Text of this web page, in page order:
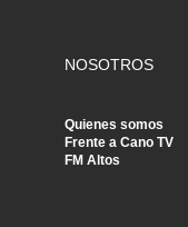
NOSOTROS
Quienes somos
Frente a Cano TV
FM Altos